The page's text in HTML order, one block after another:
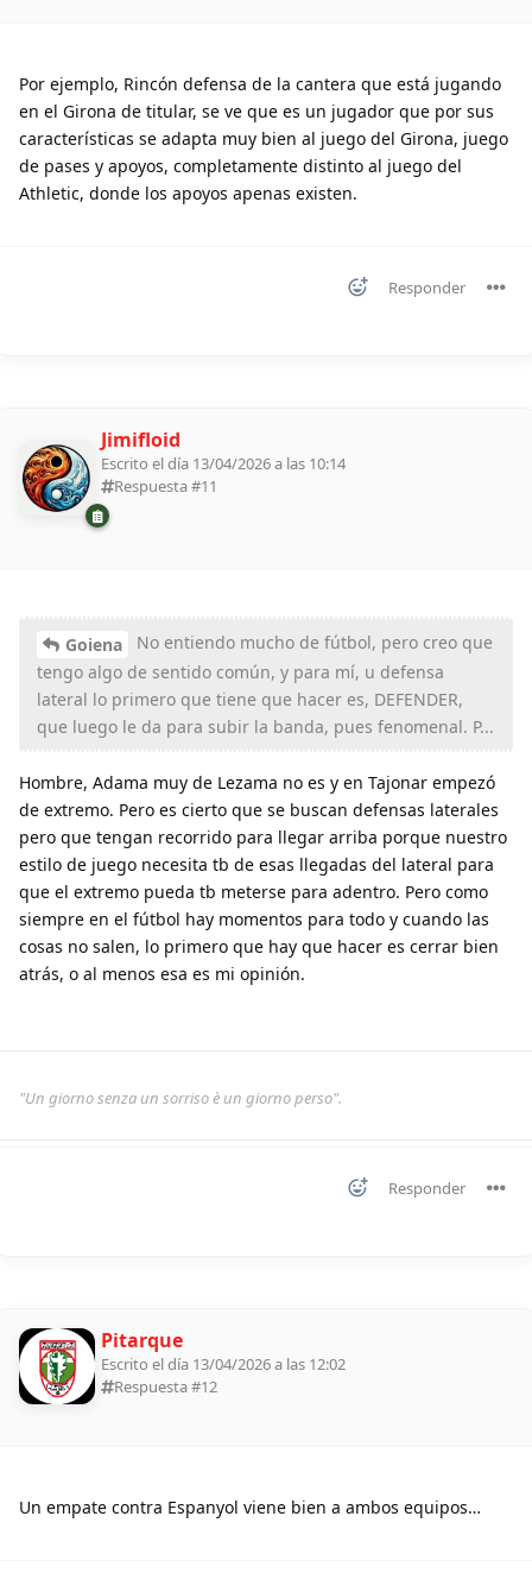
Por ejemplo, Rincón defensa de la cantera que está jugando
en el Girona de titular, se ve que es un jugador que por sus
características se adapta muy bien al juego del Girona, juego
de pases y apoyos, completamente distinto al juego del
Athletic, donde los apoyos apenas existen.
Responder
Jimifloid
Escrito el día 13/04/2026 a las 10:14
Respuesta #11
Goiena
No entiendo mucho de fútbol, pero creo que
tengo algo de sentido común, y para mí, u defensa
lateral lo primero que tiene que hacer es, DEFENDER,
que luego le da para subir la banda, pues fenomenal. P...
Hombre, Adama muy de Lezama no es y en Tajonar empezó
de extremo. Pero es cierto que se buscan defensas laterales
pero que tengan recorrido para llegar arriba porque nuestro
estilo de juego necesita tb de esas llegadas del lateral para
que el extremo pueda tb meterse para adentro. Pero como
siempre en el fútbol hay momentos para todo y cuando las
cosas no salen, lo primero que hay que hacer es cerrar bien
atrás, o al menos esa es mi opinión.
"Un giorno senza un sorriso è un giorno perso".
Responder
Pitarque
Escrito el día 13/04/2026 a las 12:02
Respuesta #12
Un empate contra Espanyol viene bien a ambos equipos…